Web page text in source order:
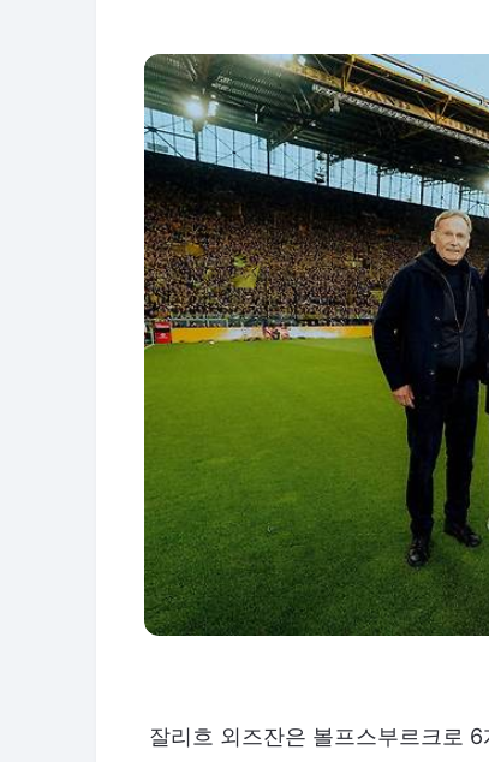
잘리흐 외즈잔은 볼프스부르크로